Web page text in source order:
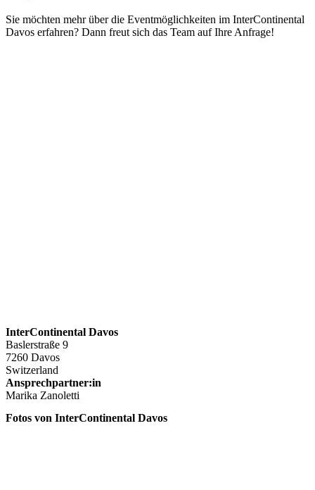
Sie möchten mehr über die Eventmöglichkeiten im InterContinental
Davos erfahren? Dann freut sich das Team auf Ihre Anfrage!
InterContinental Davos
Baslerstraße 9
7260 Davos
Switzerland
Ansprechpartner:in
Marika Zanoletti
Fotos von InterContinental Davos